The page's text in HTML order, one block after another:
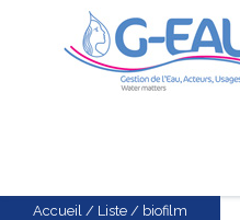
ACTUALITÉS
Accueil / Liste / biofilm